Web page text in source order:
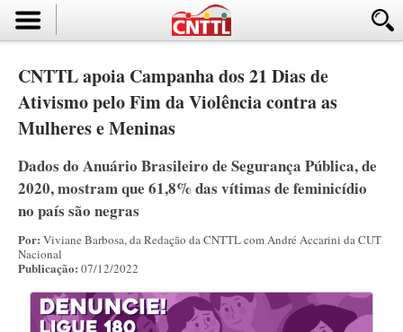
CNTTL apoia Campanha dos 21 Dias de
Ativismo pelo Fim da Violência contra as
Mulheres e Meninas
Dados do Anuário Brasileiro de Segurança Pública, de
2020, mostram que 61,8% das vítimas de feminicídio
no país são negras
Por: Viviane Barbosa, da Redação da CNTTL com André Accarini da CUT
Nacional
Publicação: 07/12/2022